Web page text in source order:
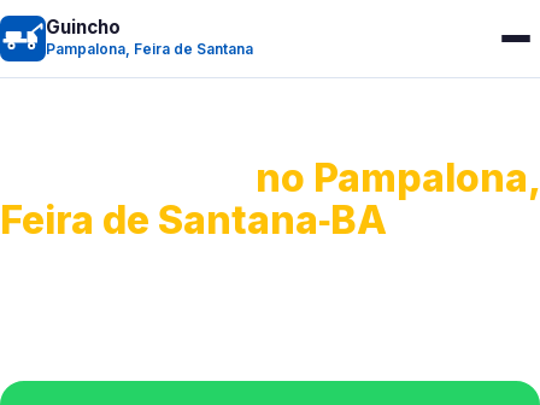
Guincho
Pampalona, Feira de Santana
no Pampalona,
Feira de Santana‑BA